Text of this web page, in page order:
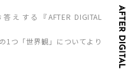
えする『AFTER DIGITAL
1つ「世界観」についてより